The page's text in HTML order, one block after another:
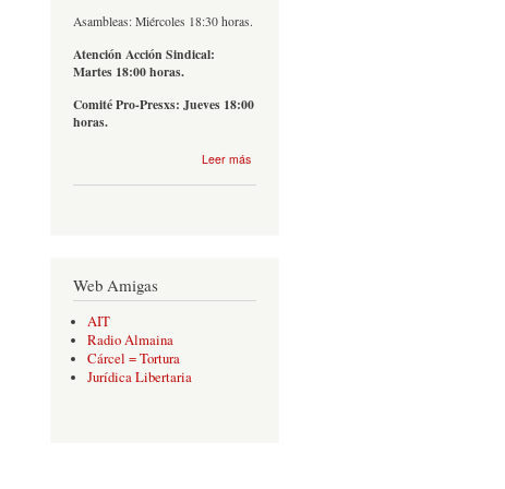
Asambleas: Miércoles 18:30 horas.
Atención Acción Sindical:
Martes 18:00 horas.
Comité Pro-Presxs: Jueves 18:00
horas.
Leer más
Web Amigas
AIT
Radio Almaina
Cárcel = Tortura
Jurídica Libertaria